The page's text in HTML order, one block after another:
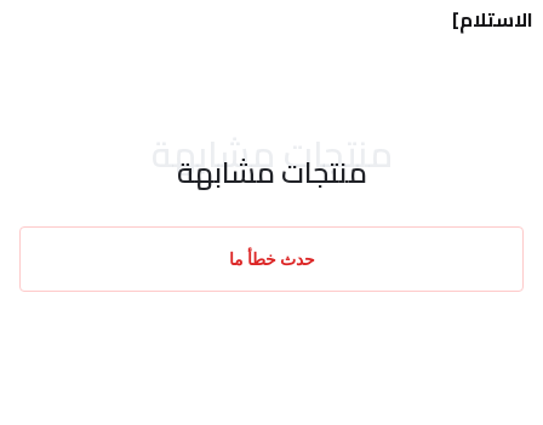
الاستلام]
منتجات مشابهة
منتجات مشابهة
حدث خطأ ما